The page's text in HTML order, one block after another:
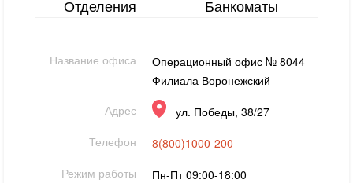
Отделения Банкоматы
Название офиса
Операционный офис № 8044
Филиала Воронежский
Адрес
ул. Победы, 38/27
Телефон
8(800)1000-200
Режим работы
Пн-Пт 09:00-18:00